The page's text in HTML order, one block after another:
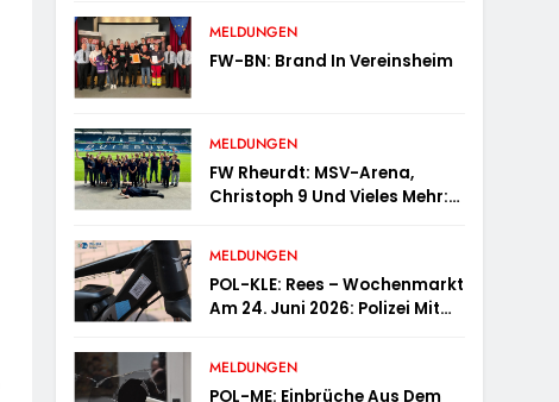
MELDUNGEN
FW-BN: Brand In Vereinsheim
MELDUNGEN
FW Rheurdt: MSV-Arena,
Christoph 9 Und Vieles Mehr:
Jugendfeuerwehr
Schaephuysen
MELDUNGEN
POL-KLE: Rees – Wochenmarkt
Am 24. Juni 2026: Polizei Mit
Fahrradcodierung Möglich
MELDUNGEN
POL-ME: Einbrüche Aus Dem